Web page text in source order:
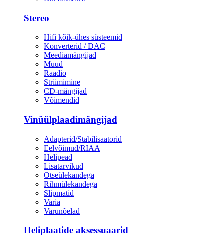
Stereo
Hifi kõik-ühes süsteemid
Konverterid / DAC
Meediamängijad
Muud
Raadio
Striimimine
CD-mängijad
Võimendid
Vinüülplaadimängijad
Adapterid/Stabilisaatorid
Eelvõimud/RIAA
Helipead
Lisatarvikud
Otseülekandega
Rihmülekandega
Slipmatid
Varia
Varunõelad
Heliplaatide aksessuaarid